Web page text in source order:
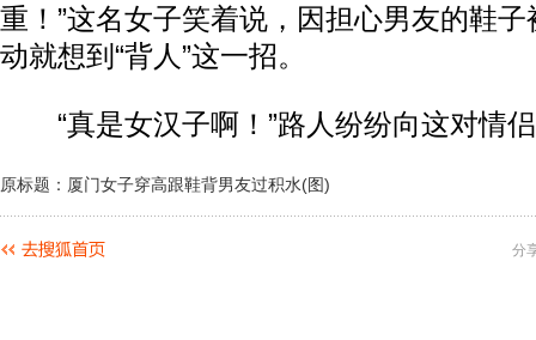
重！”这名女子笑着说，因担心男友的鞋
动就想到“背人”这一招。
“真是女汉子啊！”路人纷纷向这对情
原标题：厦门女子穿高跟鞋背男友过积水(图)
分